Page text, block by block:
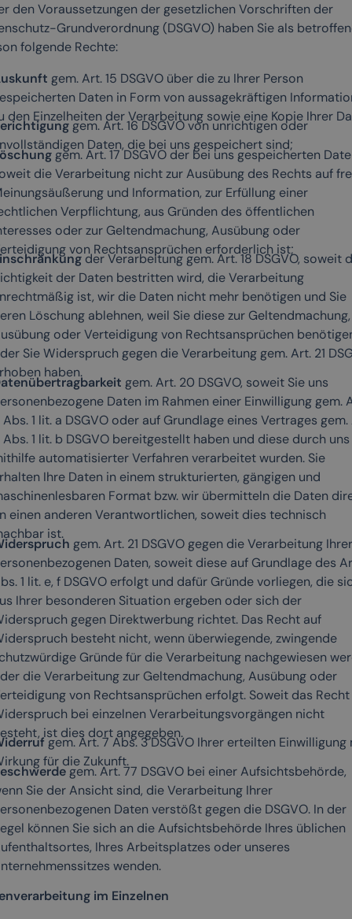
den Voraussetzungen der gesetzlichen Vorschriften der
Grundverordnung (DSGVO) haben Sie als
folgende Rechte:
gem. Art. 15 DSGVO über die zu Ihrer Person
Daten in Form von aussagekräftigen
den Einzelheiten der Verarbeitung sowie eine Kopie Ihrer
gem. Art. 16 DSGVO von unrichtigen oder
Daten, die bei uns gespeichert sind;
gem. Art. 17 DSGVO der bei uns gespeicherten
die Verarbeitung nicht zur Ausübung des Rechts auf
und Information, zur Erfüllung einer
Verpflichtung, aus Gründen des öffentlichen
oder zur Geltendmachung, Ausübung oder
von Rechtsansprüchen erforderlich ist;
der Verarbeitung gem. Art. 18 DSGVO, soweit
der Daten bestritten wird, die Verarbeitung
ist, wir die Daten nicht mehr benötigen und Sie
Löschung ablehnen, weil Sie diese zur Geltendmachung,
oder Verteidigung von Rechtsansprüchen
Sie Widerspruch gegen die Verarbeitung gem. Art. 21
haben.
gem. Art. 20 DSGVO, soweit Sie uns
Daten im Rahmen einer Einwilligung gem.
1 lit. a DSGVO oder auf Grundlage eines Vertrages gem.
1 lit. b DSGVO bereitgestellt haben und diese durch uns
automatisierter Verfahren verarbeitet wurden. Sie
Ihre Daten in einem strukturierten, gängigen und
Format bzw. wir übermitteln die Daten
einen anderen Verantwortlichen, soweit dies technisch
ist.
gem. Art. 21 DSGVO gegen die Verarbeitung Ihrer
Daten, soweit diese auf Grundlage des
1 lit. e, f DSGVO erfolgt und dafür Gründe vorliegen, die
Ihrer besonderen Situation ergeben oder sich der
gegen Direktwerbung richtet. Das Recht auf
besteht nicht, wenn überwiegende, zwingende
Gründe für die Verarbeitung nachgewiesen
die Verarbeitung zur Geltendmachung, Ausübung oder
von Rechtsansprüchen erfolgt. Soweit das
bei einzelnen Verarbeitungsvorgängen nicht
ist dies dort angegeben.
gem. Art. 7 Abs. 3 DSGVO Ihrer erteilten Einwilligung
für die Zukunft.
gem. Art. 77 DSGVO bei einer Aufsichtsbehörde,
Sie der Ansicht sind, die Verarbeitung Ihrer
Daten verstößt gegen die DSGVO. In der
können Sie sich an die Aufsichtsbehörde Ihres üblichen
Ihres Arbeitsplatzes oder unseres
wenden.
im Einzelnen